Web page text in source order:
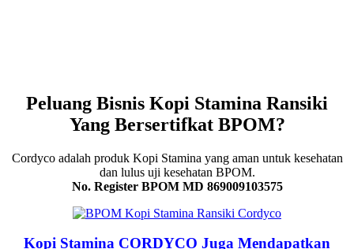
Peluang Bisnis Kopi Stamina Ransiki
Yang Bersertifkat BPOM?
Cordyco adalah produk Kopi Stamina yang aman untuk kesehatan
dan lulus uji kesehatan BPOM.
No. Register BPOM MD 869009103575
Kopi Stamina CORDYCO Juga Mendapatkan